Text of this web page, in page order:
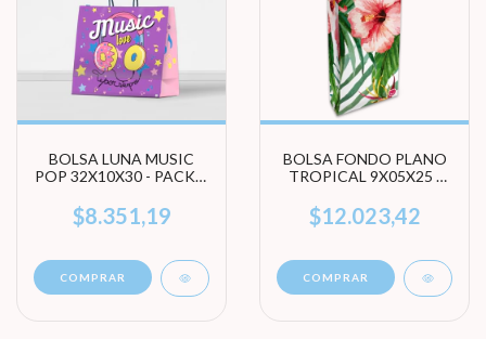
BOLSA LUNA MUSIC
POP 32X10X30 - PACK X
$8.351,19
COMPRAR
BOLSA FONDO PLANO
TROPICAL 9X05X25 -
$12.023,42
COMPRAR